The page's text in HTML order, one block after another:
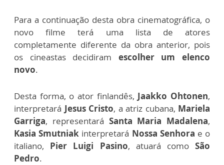
Para a continuação desta obra cinematográfica, o
novo filme terá uma lista de atores
completamente diferente da obra anterior, pois
os cineastas decidiram escolher um elenco
novo.
Desta forma, o ator finlandês, Jaakko Ohtonen,
interpretará Jesus Cristo, a atriz cubana, Mariela
Garriga, representará Santa Maria Madalena,
Kasia Smutniak interpretará Nossa Senhora e o
italiano, Pier Luigi Pasino, atuará comoSão
Pedro.